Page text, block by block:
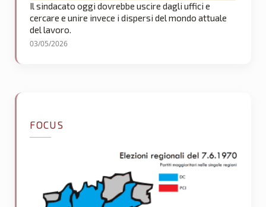
Il sindacato oggi dovrebbe uscire dagli uffici e
cercare e unire invece i dispersi del mondo attuale
del lavoro.
03/05/2026
FOCUS